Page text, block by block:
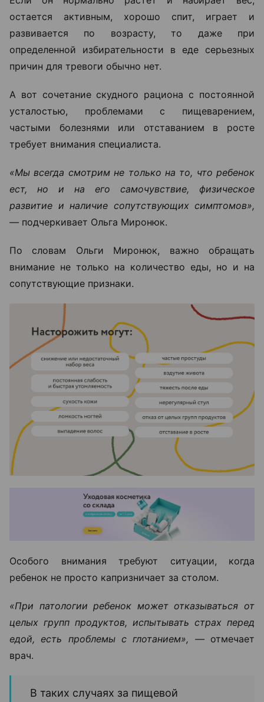
остается активным, хорошо спит, играет и
развивается по возрасту, то даже при
определенной избирательности в еде серьезных
причин для тревоги обычно нет.
А вот сочетание скудного рациона с постоянной
усталостью, проблемами с пищеварением,
частыми болезнями или отставанием в росте
требует внимания специалиста.
«Мы всегда смотрим не только на то, что ребенок
ест, но и на его самочувствие, физическое
развитие и наличие сопутствующих симптомов»,
— подчеркивает Ольга Миронюк.
По словам Ольги Миронюк, важно обращать
внимание не только на количество еды, но и на
сопутствующие признаки.
Особого внимания требуют ситуации, когда
ребенок не просто капризничает за столом.
«При патологии ребенок может отказываться от
целых групп продуктов, испытывать страх перед
едой, есть проблемы с глотанием», —отмечает
врач.
В таких случаях за пищевой